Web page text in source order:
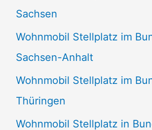
Sachsen
Wohnmobil Stellplatz im
Sachsen-Anhalt
Wohnmobil Stellplatz im
Thüringen
Wohnmobil Stellplatz in